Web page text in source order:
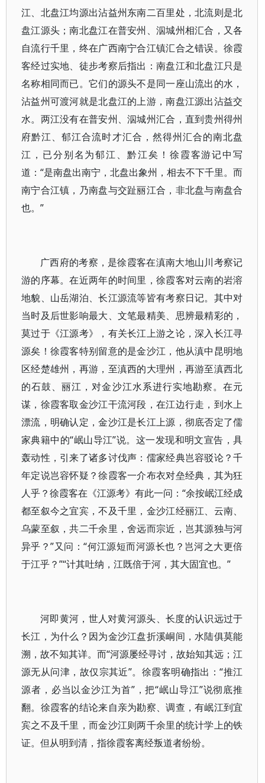
江、北盘江均源出沾益州东南二百里处，北流则是北
盘江源头；南北盘江在普安州、泅城州相汇合，又各
自流行千里，终在广西南宁合江镇汇合之错误。徐霞
客经过实地、徒步考察后指出：南盘江和北盘江只是
名称相同而已。它们的源头不是同一座山流出的水，
沾益州可渡河就是北盘江的上游，南盘江源出沾益交
水。两江没有在普安州、泅城州汇合，直到贵州得州
府黔江、郁江合流时才汇合，然得州汇合的南北盘
江，已分别名为郁江、黔江矣！徐霞客游记中写
道：“是南盘出南宁，北盘出象州，相去不下千里。而
南宁合江镇，乃南盘与交趾丽江合，非北盘与南盘合
也。”
广西府的考察，是徐霞客在滇南大地山川考察记
游的序幕。在近两年的时间里，徐霞客对云南的岩溶
地貌、山岳湖泊、长江源流等皆有考察日记。其中对
当时及后世影响最大、文笔最精美、思辨最精彩的，
莫过于《江源考》，有关长江上游之论，深入长江寻
源矣！徐霞客特别留意的是金沙江，他从滇中昆明地
区经楚雄州，再游，至滇西的大理州，再游至滇西北
的石鼓、丽江，对金沙江水系进行实地勘察。在元
谋，徐霞客取金沙江干流河段，在江边行走，到水上
漂流，明确认定，金沙江是长江上源，彻底否定了儒
家典籍中的“岷山导江”说。这一发现和明文宣告，具
轰动性，引来了诸多讨伐声：儒家经典岂容驳论？千
年定说岂容怀疑？徐霞客一介布衣对垒经典，其为狂
人乎？徐霞客在《江源考》有此一问：“余按岷江经成
都至叙今之宜宾，不及千里，金沙江经丽江、云南、
乌蒙至叙，共二千余里，舍远而宗近，岂其源独与河
异乎？”又问：“何江源短而河源长也？岂河之大更倍
于江乎？”“计其吐纳，江既倍于河，其大固宜也。”
河即黄河，世人对黄河源头、长度的认识远过于
长江，为什么？因为金沙江盘折溪峒间，水陆俱莫能
溯，故不知其详。而“河源屡经寻讨，故始知其远；江
源无从问津，故仅宗其近”。徐霞客明确指出：“推江
源者，必当以金沙江为首”，把“岷山导江”说彻底推
翻。徐霞客的结论来自亲为勘察、调查，有岷江到宜
宾之不及千里，而金沙江则两千余里的统计学上的铁
证。但从明到清，指徐霞客离经叛道者纷纷。